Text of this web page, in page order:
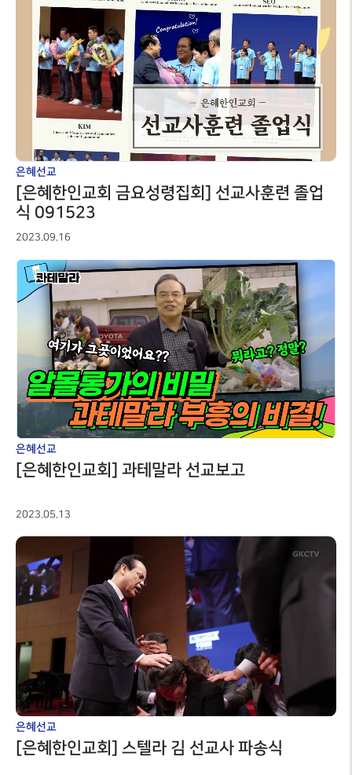
은혜선교
[은혜한인교회 금요성령집회] 선교사훈련 졸업
식 091523
2023.09.16
은혜선교
[은혜한인교회] 과테말라 선교보고
2023.05.13
은혜선교
[은혜한인교회] 스텔라 김 선교사 파송식